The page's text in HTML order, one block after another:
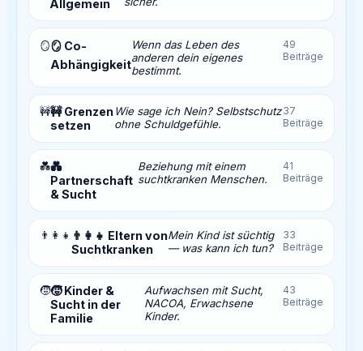
Allgemein
🪞🪞 Co-
Abhängigkeit
Wenn das Leben des
anderen dein eigenes
bestimmt.
49
Beiträge
🚧🚧 Grenzen
setzen
Wie sage ich Nein? Selbstschutz
ohne Schuldgefühle.
37
Beiträge
💑💑
Partnerschaft
& Sucht
Beziehung mit einem
suchtkranken Menschen.
41
Beiträge
👨‍👩‍👧 👨‍👩‍👧 Eltern von
Suchtkranken
Mein Kind ist süchtig
— was kann ich tun?
33
Beiträge
🧒🧒 Kinder &
Sucht in der
Familie
Aufwachsen mit Sucht,
NACOA, Erwachsene
Kinder.
43
Beiträge